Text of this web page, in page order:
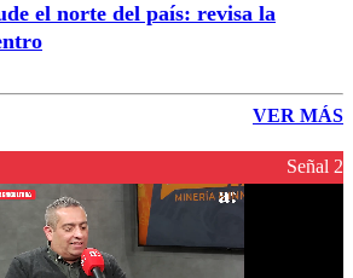
el norte del país: revisa la
VER MÁS
Señal 2